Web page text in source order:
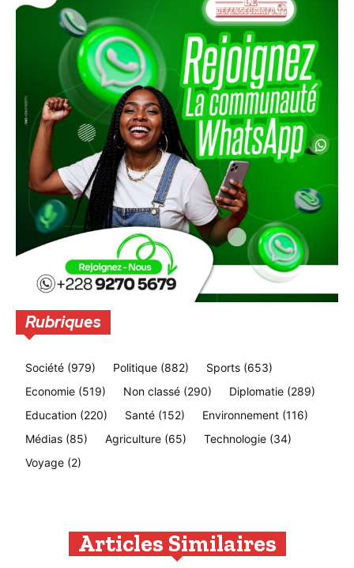
Rubriques
Société (979) Politique (882) Sports (653)
Economie (519) Non classé (290) Diplomatie (289)
Education (220) Santé (152) Environnement (116)
Médias (85) Agriculture (65) Technologie (34)
Voyage (2)
Articles Similaires